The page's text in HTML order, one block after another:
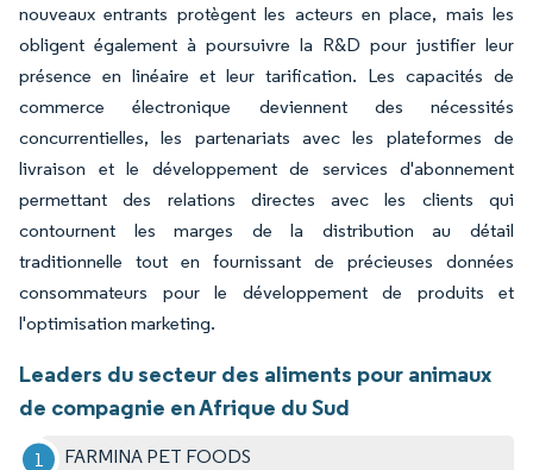
nouveaux entrants protègent les acteurs en place, mais les
obligent également à poursuivre la R&D pour justifier leur
présence en linéaire et leur tarification. Les capacités de
commerce électronique deviennent des nécessités
concurrentielles, les partenariats avec les plateformes de
livraison et le développement de services d'abonnement
permettant des relations directes avec les clients qui
contournent les marges de la distribution au détail
traditionnelle tout en fournissant de précieuses données
consommateurs pour le développement de produits et
l'optimisation marketing.
Leaders du secteur des aliments pour animaux
de compagnie en Afrique du Sud
FARMINA PET FOODS